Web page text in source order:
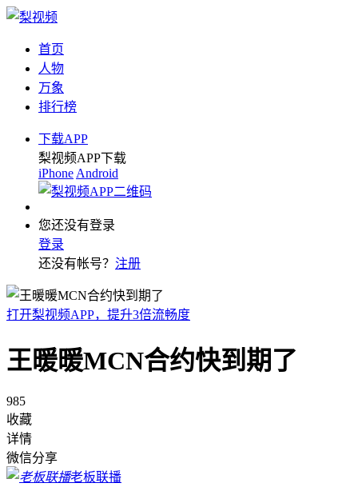
首页
人物
万象
排行榜
下载APP
梨视频APP下载
iPhone Android
您还没有登录
登录
还没有帐号？ 注册
打开梨视频APP，提升3倍流畅度
王暖暖MCN合约快到期了
985
收藏
详情
微信分享
老板联播